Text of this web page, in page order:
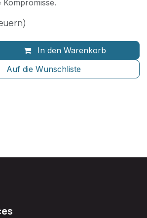
In den Warenkorb
Auf die Wunschliste